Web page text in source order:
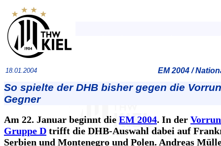
18.01.2004 EM 2004 /
So spielte der DHB bisher gegen die
Gegner
Am 22. Januar beginnt die EM 2004. In der
Gruppe D trifft die DHB-Auswahl dabei auf
Serbien und Montenegro und Polen. Andreas